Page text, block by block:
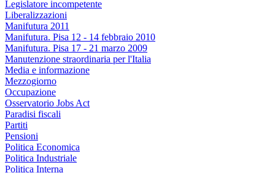
Legislatore incompetente
Liberalizzazioni
Manifutura 2011
Manifutura. Pisa 12 - 14 febbraio 2010
Manifutura. Pisa 17 - 21 marzo 2009
Manutenzione straordinaria per l'Italia
Media e informazione
Mezzogiorno
Occupazione
Osservatorio Jobs Act
Paradisi fiscali
Partiti
Pensioni
Politica Economica
Politica Industriale
Politica Interna